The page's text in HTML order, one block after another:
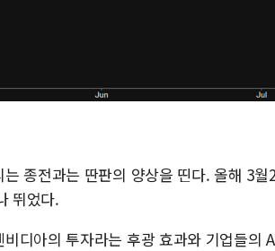
종전과는 딴판의 양상을 띤다. 올해 3
뛰었다.
디아의 투자라는 후광 효과와 기업들의